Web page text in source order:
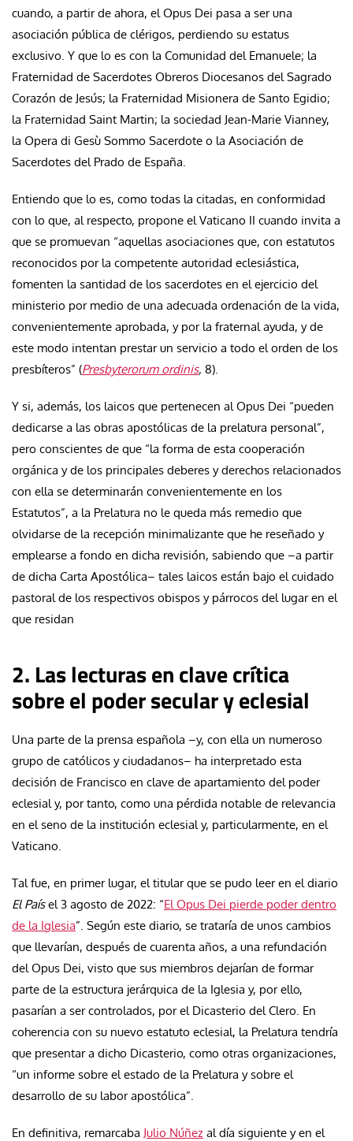
cuando, a partir de ahora, el Opus Dei pasa a ser una
asociación pública de clérigos, perdiendo su estatus
exclusivo. Y que lo es con la Comunidad del Emanuele; la
Fraternidad de Sacerdotes Obreros Diocesanos del Sagrado
Corazón de Jesús; la Fraternidad Misionera de Santo Egidio;
la Fraternidad Saint Martin; la sociedad Jean-Marie Vianney,
la Opera di Gesù Sommo Sacerdote o la Asociación de
Sacerdotes del Prado de España.
Entiendo que lo es, como todas la citadas, en conformidad
con lo que, al respecto, propone el Vaticano II cuando invita a
que se promuevan “aquellas asociaciones que, con estatutos
reconocidos por la competente autoridad eclesiástica,
fomenten la santidad de los sacerdotes en el ejercicio del
ministerio por medio de una adecuada ordenación de la vida,
convenientemente aprobada, y por la fraternal ayuda, y de
este modo intentan prestar un servicio a todo el orden de los
presbíteros” (Presbyterorum ordinis, 8).
Y si, además, los laicos que pertenecen al Opus Dei “pueden
dedicarse a las obras apostólicas de la prelatura personal”,
pero conscientes de que “la forma de esta cooperación
orgánica y de los principales deberes y derechos relacionados
con ella se determinarán convenientemente en los
Estatutos”, a la Prelatura no le queda más remedio que
olvidarse de la recepción minimalizante que he reseñado y
emplearse a fondo en dicha revisión, sabiendo que –a partir
de dicha Carta Apostólica– tales laicos están bajo el cuidado
pastoral de los respectivos obispos y párrocos del lugar en el
que residan
2. Las lecturas en clave crítica
sobre el poder secular y eclesial
Una parte de la prensa española –y, con ella un numeroso
grupo de católicos y ciudadanos– ha interpretado esta
decisión de Francisco en clave de apartamiento del poder
eclesial y, por tanto, como una pérdida notable de relevancia
en el seno de la institución eclesial y, particularmente, en el
Vaticano.
Tal fue, en primer lugar, el titular que se pudo leer en el diario
El Paísel 3 agosto de 2022: “El Opus Dei pierde poder dentro
de la Iglesia” . Según este diario, se trataría de unos cambios
que llevarían, después de cuarenta años, a una refundación
del Opus Dei, visto que sus miembros dejarían de formar
parte de la estructura jerárquica de la Iglesia y, por ello,
pasarían a ser controlados, por el Dicasterio del Clero. En
coherencia con su nuevo estatuto eclesial, la Prelatura tendría
que presentar a dicho Dicasterio, como otras organizaciones,
“un informe sobre el estado de la Prelatura y sobre el
desarrollo de su labor apostólica”.
En definitiva, remarcaba Julio Núñez al día siguiente y en el